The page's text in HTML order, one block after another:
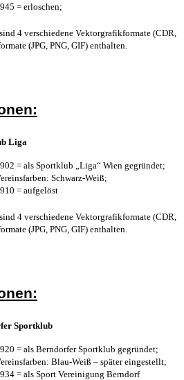
= erloschen;
4 verschiedene Vektorgrafikformate (CDR,
(JPG, PNG, GIF) enthalten.
Liga
= als Sportklub „Liga“ Wien gegründet;
Schwarz-Weiß;
= aufgelöst
4 verschiedene Vektorgrafikformate (CDR,
(JPG, PNG, GIF) enthalten.
Sportklub
= als Berndorfer Sportklub gegründet;
Blau-Weiß – später eingestellt;
= als Sport Vereinigung Berndorf